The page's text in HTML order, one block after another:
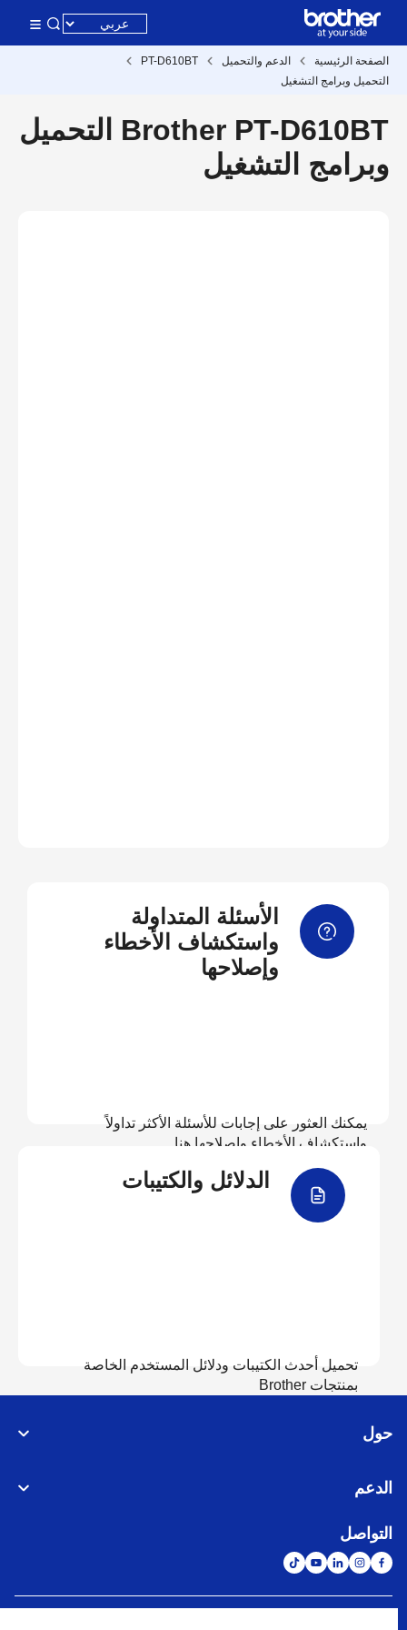
الصفحة الرئيسية الدعم والتحميل
PT-D610BT
التحميل وبرامج التشغيل
Brother PT-D610BT التحميل
وبرامج التشغيل
الأسئلة المتداولة
واستكشاف الأخطاء
وإصلاحها
يمكنك العثور على إجابات للأسئلة الأكثر تداولاً
واستكشاف الأخطاء وإصلاحها هنا
عرض الأسئلة المتداولة
الدلائل والكتيبات
تحميل أحدث الكتيبات ودلائل المستخدم الخاصة
بمنتجات Brother
حول
الدعم
التواصل